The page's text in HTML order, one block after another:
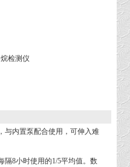
检测仪
与内置泵配合使用，可伸入难
隔8小时使用的1/5平均值。数